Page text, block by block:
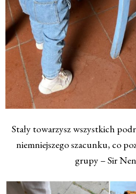
Stały towarzysz wszystkich
niemniejszego szacunku, co
grupy – Sir